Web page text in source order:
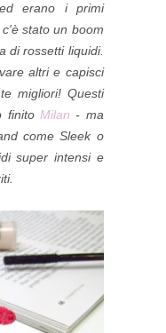
erano i primi
stato un boom
di rossetti liquidi.
altri e capisci
migliori! Questi
finito Milan - ma
come Sleek o
super intensi e